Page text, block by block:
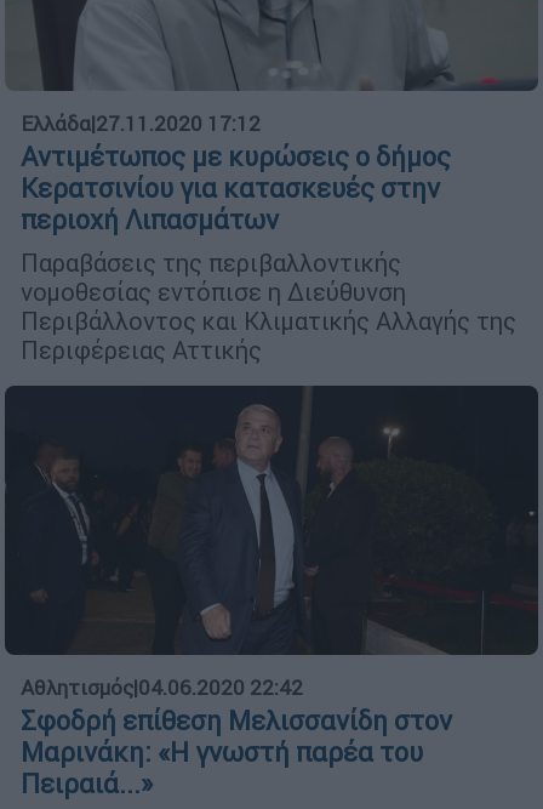
Ελλάδα|27.11.2020 17:12
Αντιμέτωπος με κυρώσεις ο δήμος
Κερατσινίου για κατασκευές στην
περιοχή Λιπασμάτων
Παραβάσεις της περιβαλλοντικής
νομοθεσίας εντόπισε η Διεύθυνση
Περιβάλλοντος και Κλιματικής Αλλαγής της
Περιφέρειας Αττικής
Αθλητισμός|04.06.2020 22:42
Σφοδρή επίθεση Μελισσανίδη στον
Μαρινάκη: «Η γνωστή παρέα του
Πειραιά...»